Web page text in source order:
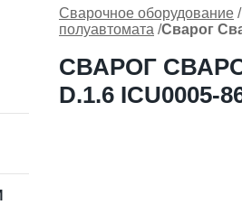
Сварочное оборудование /
полуавтомата /Сварог
СВАРОГ
D.1.6 ICU0005-